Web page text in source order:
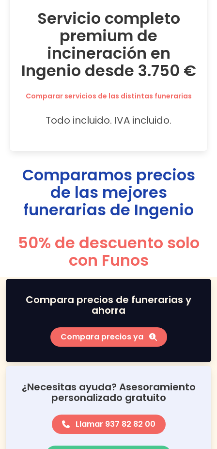
Servicio completo
premium de
incineración en
Ingenio desde 3.750 €
Comparar servicios de las distintas funerarias
Todo incluido. IVA incluido.
Comparamos precios
de las mejores
funerarias de Ingenio
50% de descuento solo
con Funos
Compara precios de funerarias y
ahorra
Compara precios ya
¿Necesitas ayuda? Asesoramiento
personalizado gratuito
Llamar 937 82 82 00